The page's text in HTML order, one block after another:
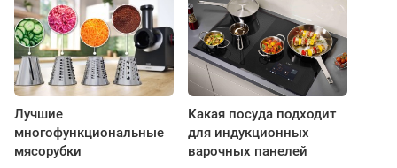
Лучшие
многофункциональные
мясорубки
Какая посуда подходит
для индукционных
варочных панелей